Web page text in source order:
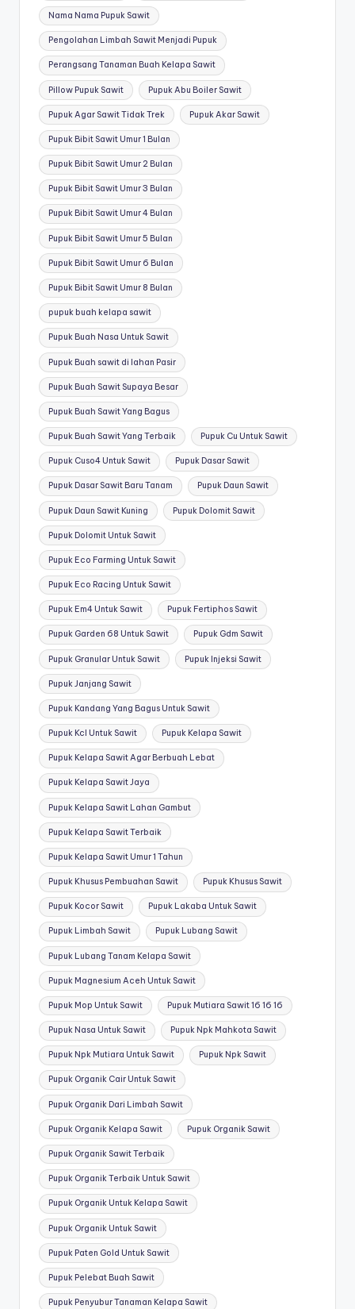
Nama Nama Pupuk Sawit
Pengolahan Limbah Sawit Menjadi Pupuk
Perangsang Tanaman Buah Kelapa Sawit
Pillow Pupuk Sawit Pupuk Abu Boiler Sawit
Pupuk Agar Sawit Tidak Trek Pupuk Akar Sawit
Pupuk Bibit Sawit Umur 1 Bulan
Pupuk Bibit Sawit Umur 2 Bulan
Pupuk Bibit Sawit Umur 3 Bulan
Pupuk Bibit Sawit Umur 4 Bulan
Pupuk Bibit Sawit Umur 5 Bulan
Pupuk Bibit Sawit Umur 6 Bulan
Pupuk Bibit Sawit Umur 8 Bulan
pupuk buah kelapa sawit
Pupuk Buah Nasa Untuk Sawit
Pupuk Buah sawit di lahan Pasir
Pupuk Buah Sawit Supaya Besar
Pupuk Buah Sawit Yang Bagus
Pupuk Buah Sawit Yang Terbaik Pupuk Cu Untuk Sawit
Pupuk Cuso4 Untuk Sawit Pupuk Dasar Sawit
Pupuk Dasar Sawit Baru Tanam Pupuk Daun Sawit
Pupuk Daun Sawit Kuning Pupuk Dolomit Sawit
Pupuk Dolomit Untuk Sawit
Pupuk Eco Farming Untuk Sawit
Pupuk Eco Racing Untuk Sawit
Pupuk Em4 Untuk Sawit Pupuk Fertiphos Sawit
Pupuk Garden 68 Untuk Sawit Pupuk Gdm Sawit
Pupuk Granular Untuk Sawit Pupuk Injeksi Sawit
Pupuk Janjang Sawit
Pupuk Kandang Yang Bagus Untuk Sawit
Pupuk Kcl Untuk Sawit Pupuk Kelapa Sawit
Pupuk Kelapa Sawit Agar Berbuah Lebat
Pupuk Kelapa Sawit Jaya
Pupuk Kelapa Sawit Lahan Gambut
Pupuk Kelapa Sawit Terbaik
Pupuk Kelapa Sawit Umur 1 Tahun
Pupuk Khusus Pembuahan Sawit Pupuk Khusus Sawit
Pupuk Kocor Sawit Pupuk Lakaba Untuk Sawit
Pupuk Limbah Sawit Pupuk Lubang Sawit
Pupuk Lubang Tanam Kelapa Sawit
Pupuk Magnesium Aceh Untuk Sawit
Pupuk Mop Untuk Sawit Pupuk Mutiara Sawit 16 16 16
Pupuk Nasa Untuk Sawit Pupuk Npk Mahkota Sawit
Pupuk Npk Mutiara Untuk Sawit Pupuk Npk Sawit
Pupuk Organik Cair Untuk Sawit
Pupuk Organik Dari Limbah Sawit
Pupuk Organik Kelapa Sawit Pupuk Organik Sawit
Pupuk Organik Sawit Terbaik
Pupuk Organik Terbaik Untuk Sawit
Pupuk Organik Untuk Kelapa Sawit
Pupuk Organik Untuk Sawit
Pupuk Paten Gold Untuk Sawit
Pupuk Pelebat Buah Sawit
Pupuk Penyubur Tanaman Kelapa Sawit